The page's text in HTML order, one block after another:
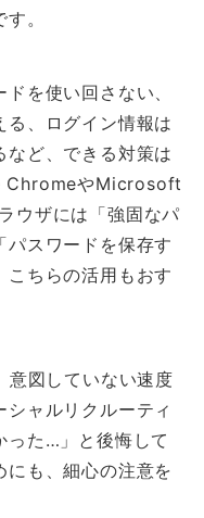
。
を使い回さない、
、ログイン情報は
など、できる対策は
ChromeやMicrosoft
ウザには「強固なパ
パスワードを保存す
こちらの活用もおす
意図していない速度
ャルリクルーティ
った…」と後悔して
にも、細心の注意を